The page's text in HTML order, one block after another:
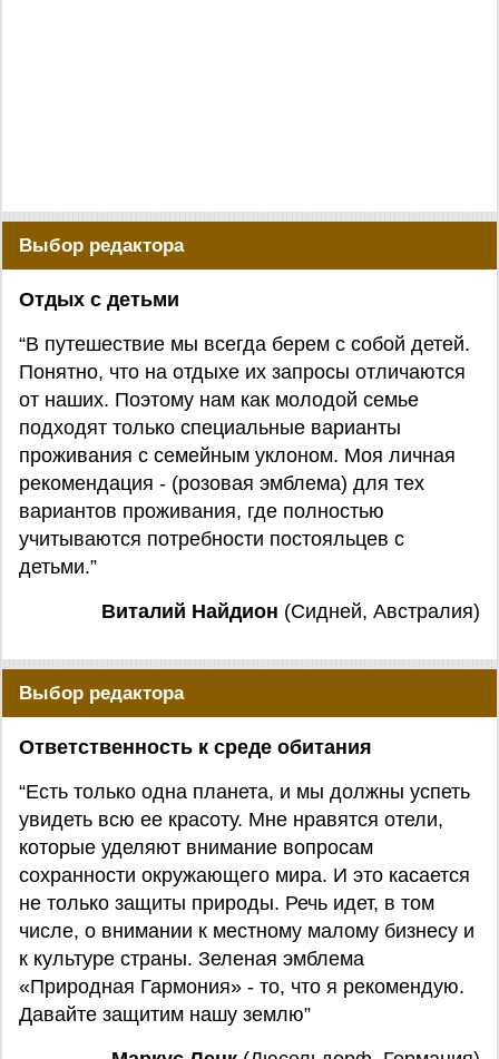
Выбор редактора
Отдых с детьми
“В путешествие мы всегда берем с собой детей.
Понятно, что на отдыхе их запросы отличаются
от наших. Поэтому нам как молодой семье
подходят только специальные варианты
проживания с семейным уклоном. Моя личная
рекомендация - (розовая эмблема) для тех
вариантов проживания, где полностью
учитываются потребности постояльцев с
детьми.”
Виталий Найдион (Сидней, Австралия)
Выбор редактора
Ответственность к среде обитания
“Есть только одна планета, и мы должны успеть
увидеть всю ее красоту. Мне нравятся отели,
которые уделяют внимание вопросам
сохранности окружающего мира. И это касается
не только защиты природы. Речь идет, в том
числе, о внимании к местному малому бизнесу и
к культуре страны. Зеленая эмблема
«Природная Гармония» - то, что я рекомендую.
Давайте защитим нашу землю”